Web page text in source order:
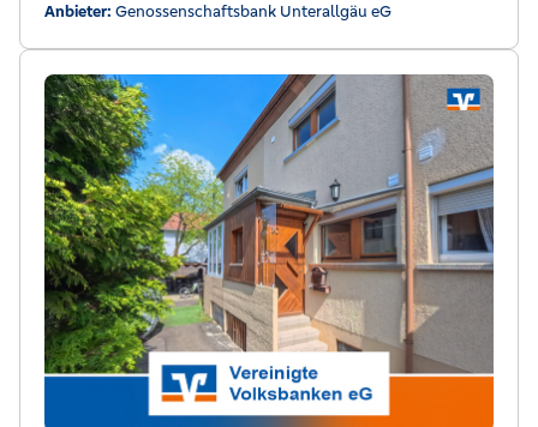
Anbieter: Genossenschaftsbank Unterallgäu eG